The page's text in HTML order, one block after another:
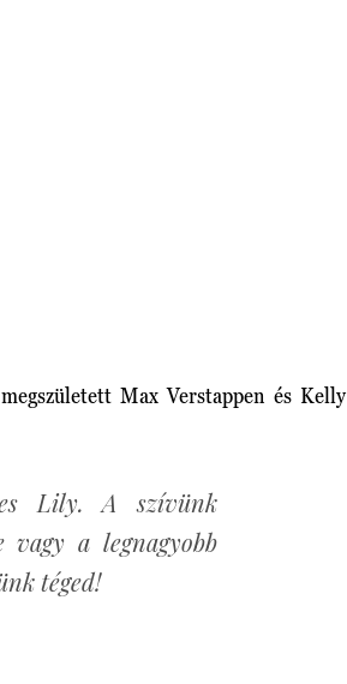
Max Verstappen és Kelly
Lily. A szívünk
a legnagyobb
téged!